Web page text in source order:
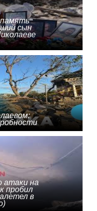
сын
атаки на
пробил
в